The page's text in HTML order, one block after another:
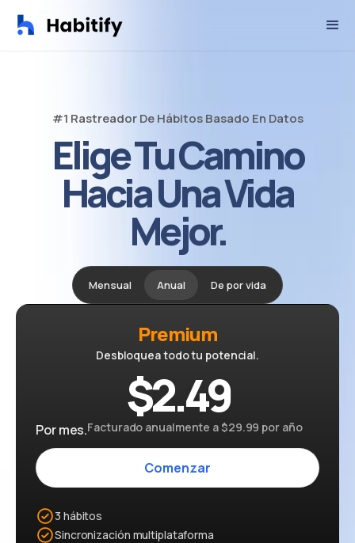
#1 Rastreador De Hábitos Basado En Datos
Elige Tu Camino
Hacia Una Vida
Mejor.
Mensual Anual De por vida
Premium
Desbloquea todo tu potencial.
$2.49
Por mes.Facturado anualmente a $29.99 por año
Comenzar
3 hábitos
Sincronización multiplataforma